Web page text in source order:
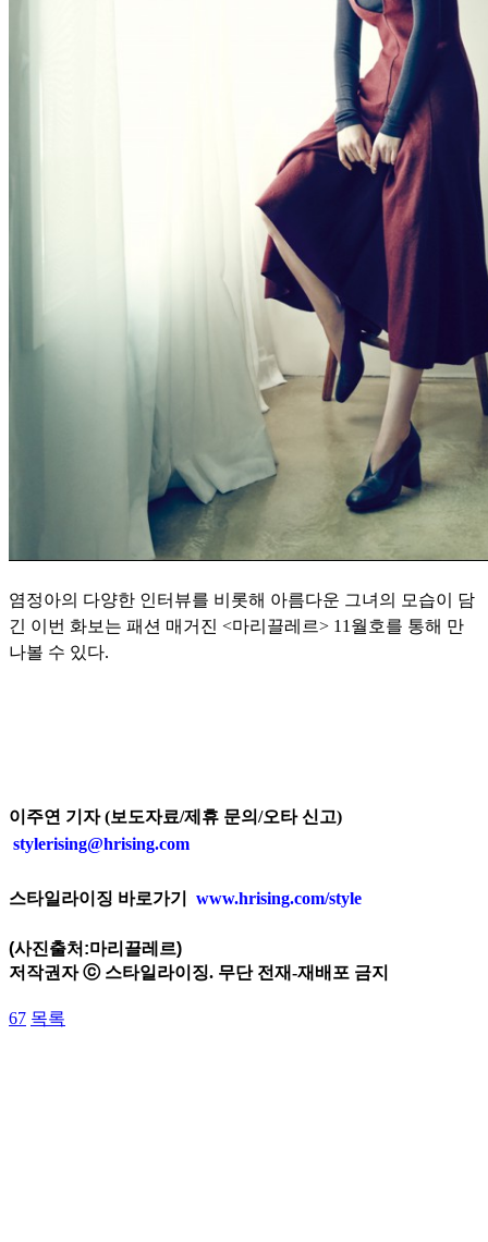
염정아의 다양한 인터뷰를 비롯해 아름다운 그녀의 모습이 담
긴 이번 화보는 패션 매거진 <마리끌레르> 11월호를 통해 만
나볼 수 있다.
이주연 기자 (보도자료/제휴 문의/오타 신고)
stylerising@hrising.com
스타일라이징 바로가기 www.hrising.com/style
(사진출처:마리끌레르)
저작권자 ⓒ 스타일라이징. 무단 전재-재배포 금지
67 목록